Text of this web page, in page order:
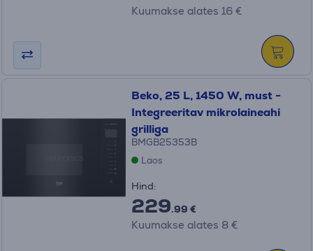
Kuumakse alates 16 €
Beko, 25 L, 1450 W, must -
Integreeritav mikrolaineahi
grilliga
BMGB25353B
Laos
Hind:
229.99 €
Kuumakse alates 8 €